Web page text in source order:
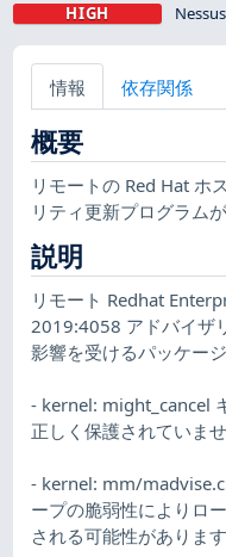
HIGH
情報 依存関係
概要
リモートの Red Hat ホ
リティ更新プログラム
説明
リモート Redhat
2019:4058 アドバイザ
影響を受けるパッケー
- kernel: might_cancel
正しく保護されていま
- kernel: mm/
ープの脆弱性によりロ
される可能性がありま